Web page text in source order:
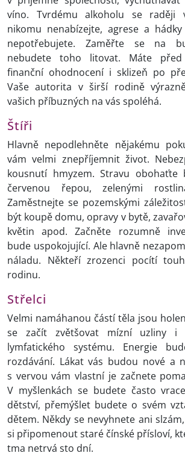
víno. Tvrdému alkoholu se raději
nikomu nenabízejte, agrese a
nepotřebujete. Zaměřte se na
nebudete toho litovat. Máte před
finanční ohodnocení i sklizeň po
Vaše autorita v širší rodině
vašich příbuzných na vás spoléhá.
Štíři
Hlavně nepodlehněte nějakému
vám velmi znepříjemnit život.
kousnutí hmyzem. Stravu obohaťte
červenou řepou, zelenými
Zaměstnejte se pozemskými
být koupě domu, opravy v bytě,
květin apod. Začněte rozumně
bude uspokojující. Ale hlavně
náladu. Někteří zrozenci pocítí
rodinu.
Střelci
Velmi namáhanou částí těla jsou
se začít zvětšovat mízní uzliny i
lymfatického systému. Energie
rozdávání. Lákat vás budou nové a
s vervou vám vlastní je začnete
V myšlenkách se budete často
dětství, přemýšlet budete o svém
dětem. Někdy se nevyhnete ani
si připomenout staré čínské přísloví,
tma netrvá sto dní.